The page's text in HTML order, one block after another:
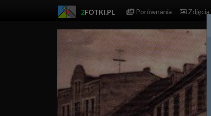
2FOTKI.PL Porównania Zdjęcia